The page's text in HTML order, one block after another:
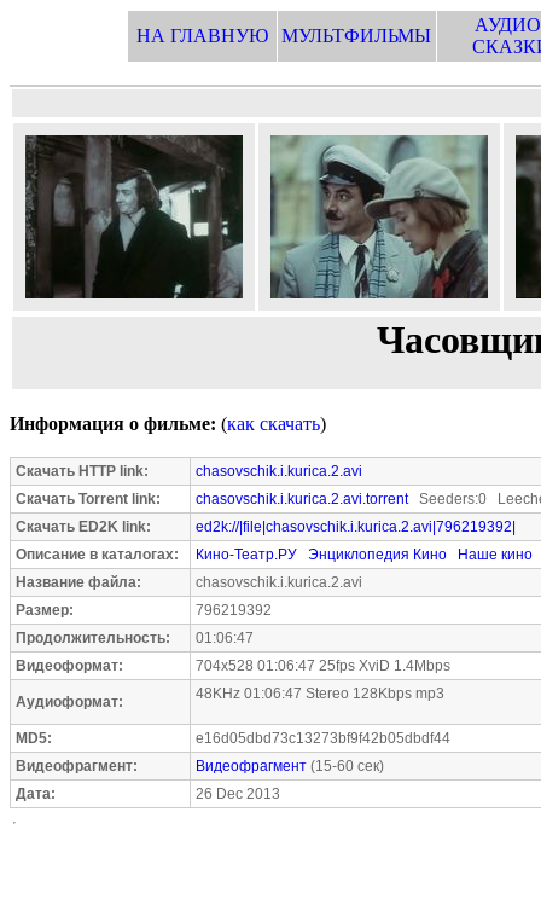
НА ГЛАВНУЮ МУЛЬТФИЛЬМЫ
Информация о фильме: (как скачать)
Скачать HTTP link:
chasovschik.i.kurica.2.avi
Скачать Torrent link:
chasovschik.i.kurica.2.avi.torrentSeeders:0
Скачать ED2K link:
ed2k://|file|chasovschik.i.kurica.2.avi|796219392|
Описание в каталогах:
Кино-Театр.РУ Энциклопедия Кино
Наше кино
Название файла:
chasovschik.i.kurica.2.avi
Размер:
796219392
Продолжительность:
01:06:47
Видеоформат:
704x528 01:06:47 25fps XviD 1.4Mbps
Аудиоформат: 48KHz 01:06:47 Stereo 128Kbps mp3
MD5:
e16d05dbd73c13273bf9f42b05dbdf44
Видеофрагмент:
Видеофрагмент (15-60 сек)
Дата:
26 Dec 2013